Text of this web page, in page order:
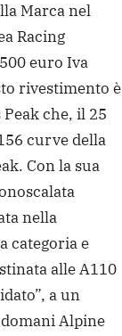
Marca nel
Racing
euro Iva
rivestimento è
che, il 25
curve della
Con la sua
nella
categoria e
alle A110
a un
Alpine